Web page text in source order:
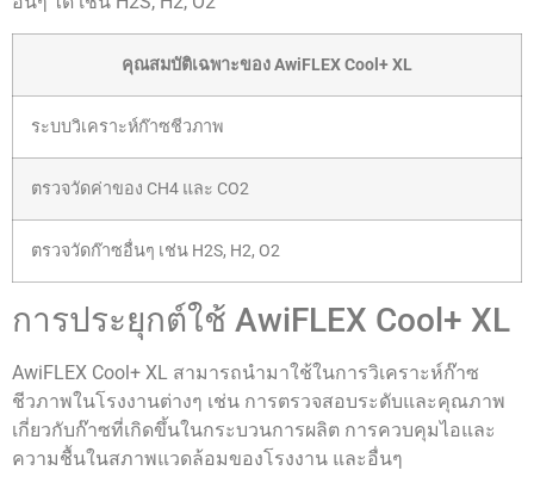
คุณสมบัติเฉพาะของ AwiFLEX Cool+ XL
ระบบวิเคราะห์ก๊าซชีวภาพ
ตรวจวัดค่าของ CH4 และ CO2
ตรวจวัดก๊าซอื่นๆ เช่น H2S, H2, O2
การประยุกต์ใช้ AwiFLEX Cool+ XL
AwiFLEX Cool+ XL สามารถนำมาใช้ในการวิเคราะห์ก๊าซ
ชีวภาพในโรงงานต่างๆ เช่น การตรวจสอบระดับและคุณภาพ
เกี่ยวกับก๊าซที่เกิดขึ้นในกระบวนการผลิต การควบคุมไอและ
ความชื้นในสภาพแวดล้อมของโรงงาน และอื่นๆ